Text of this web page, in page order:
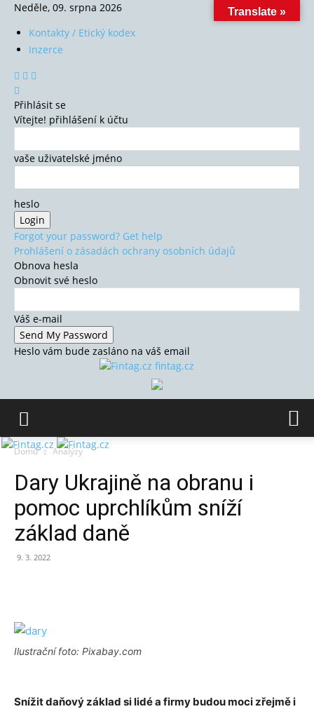
Neděle, 09. srpna 2026
Kontakty / Etický kodex
Inzerce
Přihlásit se
Vítejte! přihlášení k účtu
vaše uživatelské jméno
heslo
Forgot your password? Get help
Prohlášení o zásadách ochrany osobních údajů
Obnova hesla
Obnovit své heslo
Váš e-mail
Heslo vám bude zasláno na váš email
fintag.cz
Domů Analýzy
Dary Ukrajině na obranu i
pomoc uprchlíkům sníží
základ daně
9. 3. 2022
Ilustrační foto: Pixabay.com
Snížit daňový základ si lidé a firmy budou moci zřejmě i
Translate »